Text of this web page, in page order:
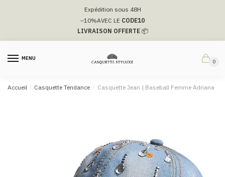
navigation
Expédition sous 48H
–10%AVEC LE CODE10
LIVRAISON OFFERTE📦
MENU
0
Accueil / Casquette Tendance / Casquette Jean | Baseball Femme Adriana